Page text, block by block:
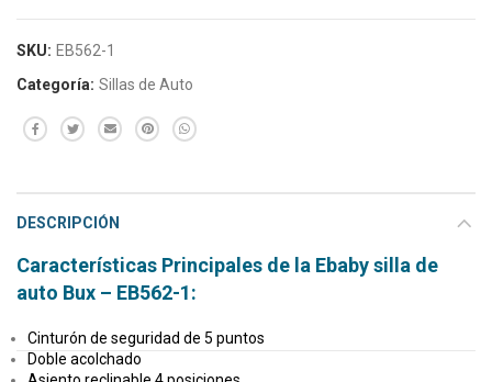
SKU: EB562-1
Categoría: Sillas de Auto
DESCRIPCIÓN
Características Principales de la Ebaby silla de
auto Bux – EB562-1:
Cinturón de seguridad de 5 puntos
Doble acolchado